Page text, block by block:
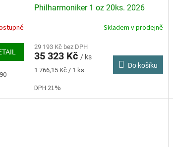
Philharmoniker 1 oz 20ks. 2026
produktu
je
4,0
5
Skladem v prodejně
29 193 Kč bez DPH
35 323 Kč / ks
Měrná
1 766,15 Kč / 1 ks
Do košíku
DPH 21%